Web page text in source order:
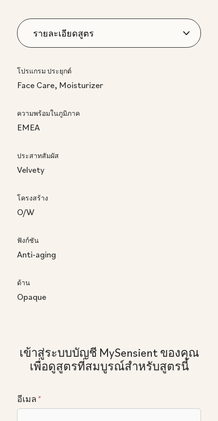
โปรแกรม ประยุกต์
Face Care, Moisturizer
ความพร้อมในภูมิภาค
EMEA
ประสาทสัมผัส
Velvety
โครงสร้าง
O/W
ฟังก์ชัน
Anti-aging
ด้าน
Opaque
เข้าสู่ระบบบัญชี MySensient ของคุณ
เพื่อดูสูตรที่สมบูรณ์สําหรับสูตรนี้
อีเมล *